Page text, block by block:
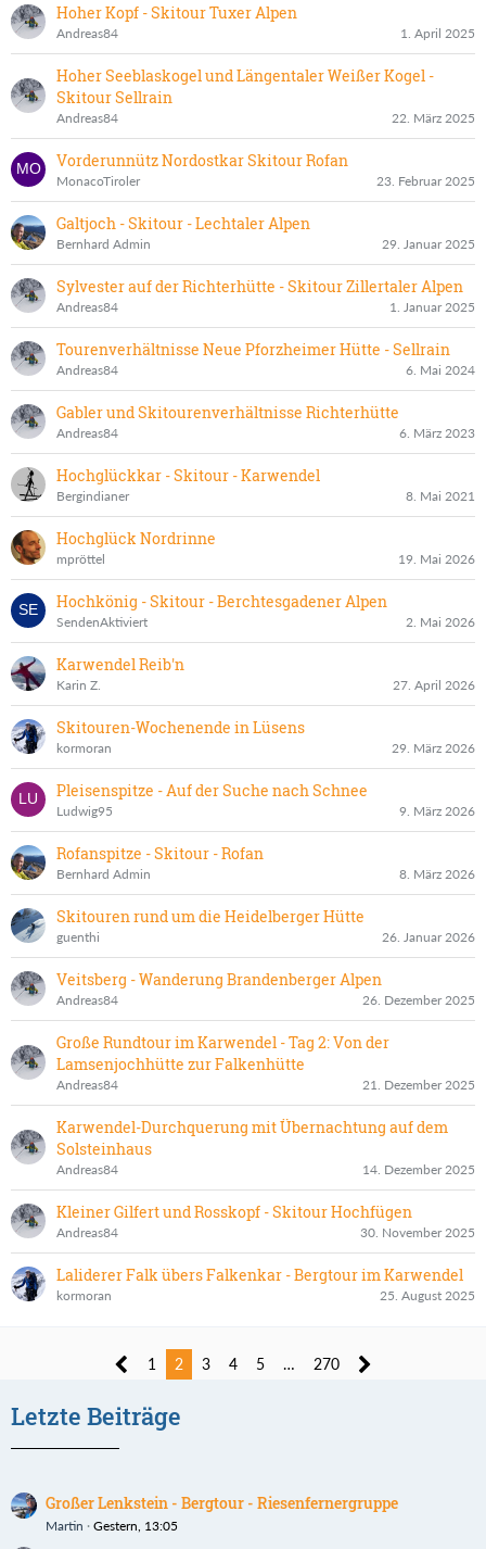
Hoher Kopf - Skitour Tuxer Alpen
Andreas84 1. April 2025
Hoher Seeblaskogel und Längentaler Weißer Kogel -
Skitour Sellrain
Andreas84 22. März 2025
Vorderunnütz Nordostkar Skitour Rofan
MonacoTiroler 23. Februar 2025
Galtjoch - Skitour - Lechtaler Alpen
Bernhard Admin 29. Januar 2025
Sylvester auf der Richterhütte - Skitour Zillertaler Alpen
Andreas84 1. Januar 2025
Tourenverhältnisse Neue Pforzheimer Hütte - Sellrain
Andreas84 6. Mai 2024
Gabler und Skitourenverhältnisse Richterhütte
Andreas84 6. März 2023
Hochglückkar - Skitour - Karwendel
Bergindianer 8. Mai 2021
Hochglück Nordrinne
mpröttel 19. Mai 2026
Hochkönig - Skitour - Berchtesgadener Alpen
SendenAktiviert 2. Mai 2026
Karwendel Reib'n
Karin Z. 27. April 2026
Skitouren-Wochenende in Lüsens
kormoran 29. März 2026
Pleisenspitze - Auf der Suche nach Schnee
Ludwig95 9. März 2026
Rofanspitze - Skitour - Rofan
Bernhard Admin 8. März 2026
Skitouren rund um die Heidelberger Hütte
guenthi 26. Januar 2026
Veitsberg - Wanderung Brandenberger Alpen
Andreas84 26. Dezember 2025
Große Rundtour im Karwendel - Tag 2: Von der
Lamsenjochhütte zur Falkenhütte
Andreas84 21. Dezember 2025
Karwendel-Durchquerung mit Übernachtung auf dem
Solsteinhaus
Andreas84 14. Dezember 2025
Kleiner Gilfert und Rosskopf - Skitour Hochfügen
Andreas84 30. November 2025
Laliderer Falk übers Falkenkar - Bergtour im Karwendel
kormoran 25. August 2025
1 2 3 4 5 … 270
Letzte Beiträge
Großer Lenkstein - Bergtour - Riesenfernergruppe
Martin Gestern, 13:05